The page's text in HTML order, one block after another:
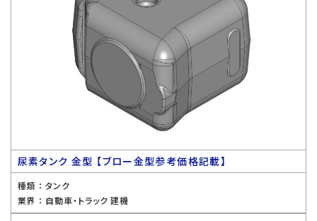
尿素タンク 金型 【ブロー金型参考価格記載】
種類 ： タンク
業界 ： 自動車・トラック 建機